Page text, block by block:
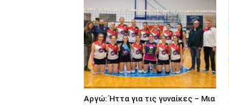
Αργώ: Ήττα για τις γυναίκες – Μια